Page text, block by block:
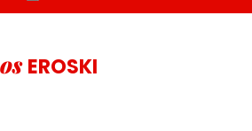
EROSKI
su red de